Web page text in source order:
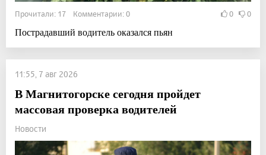
Прочитали: 17 Комментарии: 0 0 0
Пострадавший водитель оказался пьян
11:55, 7 авг 2026
В Магнитогорске сегодня пройдет
массовая проверка водителей
Новости